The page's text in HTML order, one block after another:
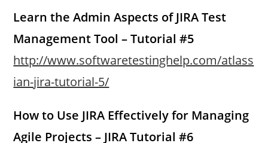
Learn the Admin Aspects of JIRA Test
Management Tool – Tutorial #5
http://www.softwaretestinghelp.com/atlass
ian-jira-tutorial-5/
How to Use JIRA Effectively for Managing
Agile Projects – JIRA Tutorial #6